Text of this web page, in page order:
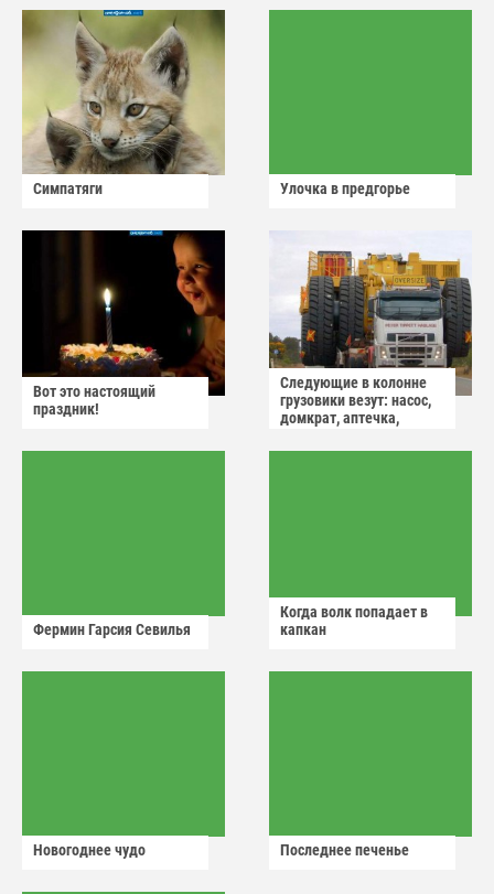
Симпатяги Улочка в предгорье
Вот это настоящий
праздник!
Следующие в колонне
грузовики везут: насос,
домкрат, аптечка,
Фермин Гарсия Севилья
Когда волк попадает в
капкан
Новогоднее чудо Последнее печенье